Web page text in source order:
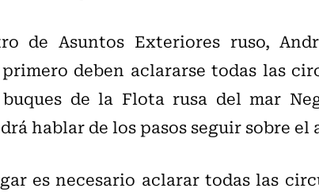
de Asuntos Exteriores ruso,
deben aclararse todas las
de la Flota rusa del mar
hablar de los pasos seguir sobre
es necesario aclarar todas las